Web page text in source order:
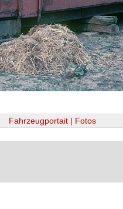
Fahrzeugportait | Fotos